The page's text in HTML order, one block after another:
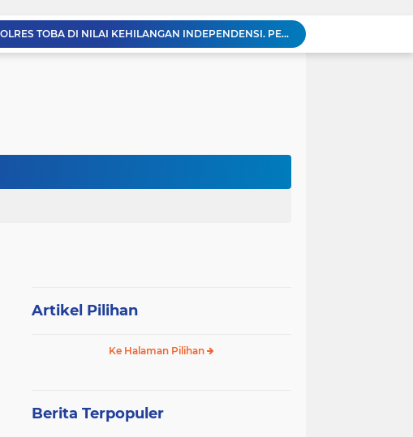
BREAKING NEWS: Polsek Gunung Malela Gerebek Lokalisasi Bukit Maraja, Dua Perempuan Menangis Saat Diciduk Bersama Sabu
Meneguhkan Jati Diri Patambor Indonesia. PATAMBOR INDONESIA Akan Gelar RAKERNAS II Di Jakarta.
HUT RI ke 81 dan Hari Jadi Kab, Tanjung Jabung Barat ke-62 Bupati Anwar Sadat Resmi Buka Lomba Mancing.
Artikel Pilihan
Ke Halaman Pilihan
Berita Terpopuler